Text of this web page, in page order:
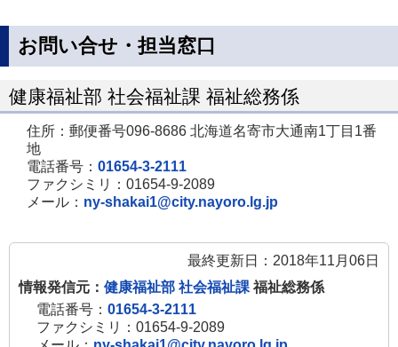
お問い合せ・担当窓口
健康福祉部 社会福祉課 福祉総務係
住所：郵便番号096-8686 北海道名寄市大通南1丁目1番
地
電話番号： 01654-3-2111
ファクシミリ：01654-9-2089
メール： ny-shakai1@city.nayoro.lg.jp
最終更新日：2018年11月06日
情報発信元： 健康福祉部 社会福祉課 福祉総務係
電話番号： 01654-3-2111
ファクシミリ：01654-9-2089